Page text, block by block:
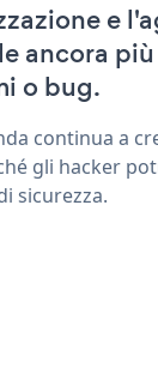
e
ancora
o bug.
continua a
gli hacker
sicurezza.